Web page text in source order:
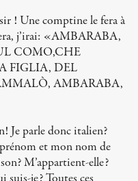
! Une comptine le fera à
j’irai: «AMBARABA,
COMO,CHE
FIGLIA, DEL
AMBARABA,
Je parle donc italien?
et mon nom de
M’appartient-elle?